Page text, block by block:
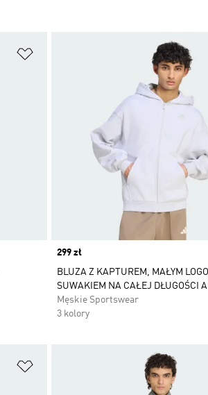
Price
299 zł
BLUZA Z KAPTUREM, MAŁYM LOGO I
SUWAKIEM NA CAŁEJ DŁUGOŚCI
Męskie Sportswear
3 kolory